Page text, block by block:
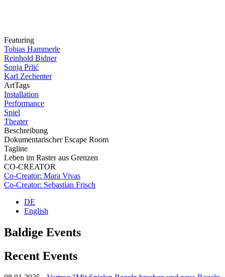
Featuring
Tobias Hammerle
Reinhold Bidner
Sonja Prlić
Karl Zechenter
ArtTags
Installation
Performance
Spiel
Theater
Beschreibung
Dokumentarischer Escape Room
Tagline
Leben im Raster aus Grenzen
CO-CREATOR
Co-Creator: Mara Vivas
Co-Creator: Sebastian Frisch
DE
English
Baldige Events
Recent Events